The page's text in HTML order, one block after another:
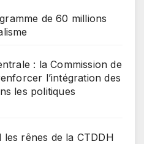
de 60 millions
: la Commission de
l’intégration des
les politiques
rênes de la CTDDH